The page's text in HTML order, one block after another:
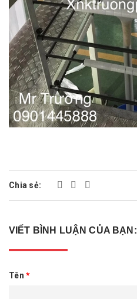
Chia sẻ:
VIẾT BÌNH LUẬN CỦA BẠN:
Tên *